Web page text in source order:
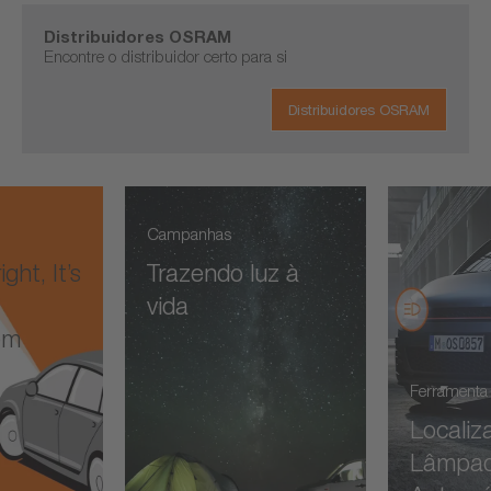
Distribuidores OSRAM
Encontre o distribuidor certo para si
Distribuidores OSRAM
It’s
Campanhas
Trazendo luz à
vida